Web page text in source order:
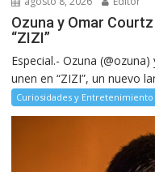
Ozuna y Omar
“ZIZI”
Especial.- Ozuna
unen en “ZIZI”, un nuevo
Curiosidades y Entretenimiento